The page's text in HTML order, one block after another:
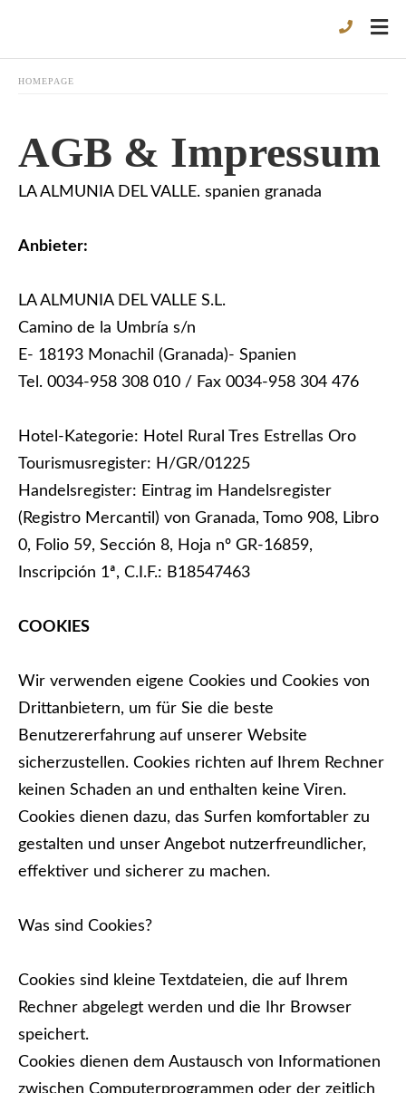
HOMEPAGE
AGB & Impressum
LA ALMUNIA DEL VALLE. spanien granada
Anbieter:
LA ALMUNIA DEL VALLE S.L.
Camino de la Umbría s/n
E- 18193 Monachil (Granada)- Spanien
Tel. 0034-958 308 010 / Fax 0034-958 304 476
Hotel-Kategorie: Hotel Rural Tres Estrellas Oro
Tourismusregister: H/GR/01225
Handelsregister: Eintrag im Handelsregister
(Registro Mercantil) von Granada, Tomo 908, Libro
0, Folio 59, Sección 8, Hoja nº GR-16859,
Inscripción 1ª, C.I.F.: B18547463
COOKIES
Wir verwenden eigene Cookies und Cookies von
Drittanbietern, um für Sie die beste
Benutzererfahrung auf unserer Website
sicherzustellen. Cookies richten auf Ihrem Rechner
keinen Schaden an und enthalten keine Viren.
Cookies dienen dazu, das Surfen komfortabler zu
gestalten und unser Angebot nutzerfreundlicher,
effektiver und sicherer zu machen.
Was sind Cookies?
Cookies sind kleine Textdateien, die auf Ihrem
Rechner abgelegt werden und die Ihr Browser
speichert.
Cookies dienen dem Austausch von Informationen
zwischen Computerprogrammen oder der zeitlich